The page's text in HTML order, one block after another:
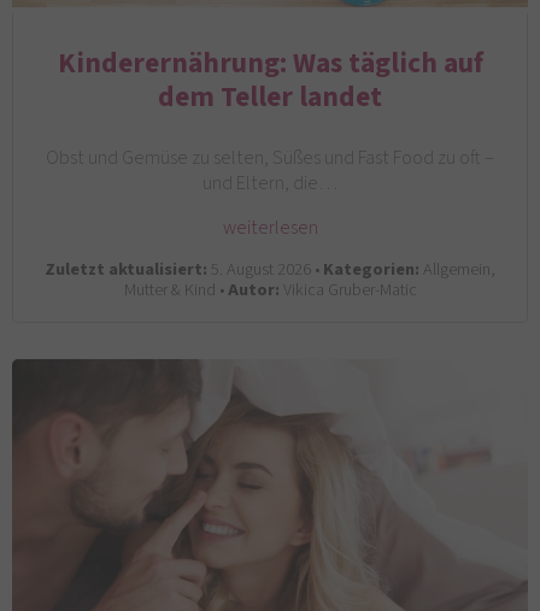
Kinderernährung: Was täglich auf
dem Teller landet
Obst und Gemüse zu selten, Süßes und Fast Food zu oft –
und Eltern, die…
weiterlesen
Zuletzt aktualisiert: 5. August 2026 •Kategorien: Allgemein,
Mutter & Kind •Autor:Vikica Gruber-Matic